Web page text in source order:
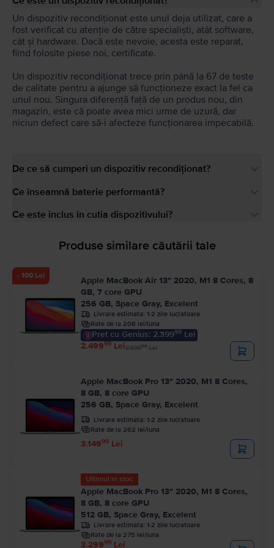
Un dispozitiv recondiționat este unul deja utilizat, care a
fost verificat cu atenție de către specialiști, atât software,
cât și hardware. Dacă este nevoie, acesta este reparat,
fiind folosite piese noi, certificate.
Un dispozitiv recondiționat trece prin până la 67 de teste
de calitate pentru a ajunge să funcționeze exact la fel ca
unul nou. Singura diferență față de un produs nou, din
magazin, este că poate avea mici urme de uzură, dar
niciun defect care să-i afecteze funcționarea impecabilă.
De ce să cumperi un dispozitiv recondiționat?
Ce înseamnă baterie performantă?
Ce este inclus în cutia dispozitivului?
Produse similare căutării tale
- 100 Lei
Apple MacBook Air 13″ 2020, M1 8 Cores, 8
GB, 7 core GPU
256 GB, Space Gray, Excelent
Livrare estimata: 1-2 zile lucratoare
Rate de la 208 lei/luna
Pret cu Genius: 2.39999 Lei
2.49999 Lei2.59999Lei
Apple MacBook Pro 13″ 2020, M1 8 Cores,
8 GB, 8 core GPU
256 GB, Space Gray, Excelent
Livrare estimata: 1-2 zile lucratoare
Rate de la 262 lei/luna
3.14999 Lei
Ultimul în stoc
Apple MacBook Pro 13″ 2020, M1 8 Cores,
8 GB, 8 core GPU
512 GB, Space Gray, Excelent
Livrare estimata: 1-2 zile lucratoare
Rate de la 275 lei/luna
3.29999 Lei